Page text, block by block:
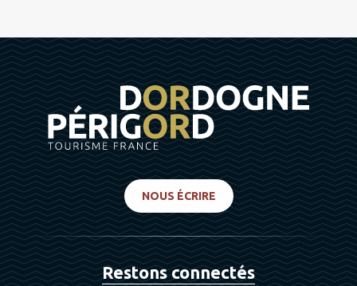
NOUS ÉCRIRE
Restons connectés